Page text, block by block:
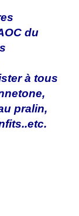
du
à tous
pralin,